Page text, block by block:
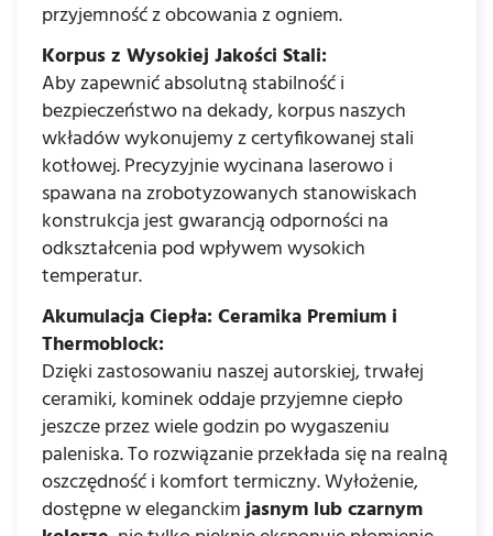
przyjemność z obcowania z ogniem.
Korpus z Wysokiej Jakości Stali:
Aby zapewnić absolutną stabilność i
bezpieczeństwo na dekady, korpus naszych
wkładów wykonujemy z certyfikowanej stali
kotłowej. Precyzyjnie wycinana laserowo i
spawana na zrobotyzowanych stanowiskach
konstrukcja jest gwarancją odporności na
odkształcenia pod wpływem wysokich
temperatur.
Akumulacja Ciepła: Ceramika Premium i
Thermoblock:
Dzięki zastosowaniu naszej autorskiej, trwałej
ceramiki, kominek oddaje przyjemne ciepło
jeszcze przez wiele godzin po wygaszeniu
paleniska. To rozwiązanie przekłada się na realną
oszczędność i komfort termiczny. Wyłożenie,
dostępne w eleganckimjasnym lub czarnym